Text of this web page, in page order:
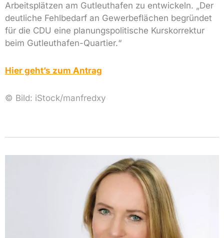
Arbeitsplätzen am Gutleuthafen zu entwickeln. „Der
deutliche Fehlbedarf an Gewerbeflächen begründet
für die CDU eine planungspolitische Kurskorrektur
beim Gutleuthafen-Quartier.“
Hier geht’s zum Antrag
© Bild: iStock/manfredxy